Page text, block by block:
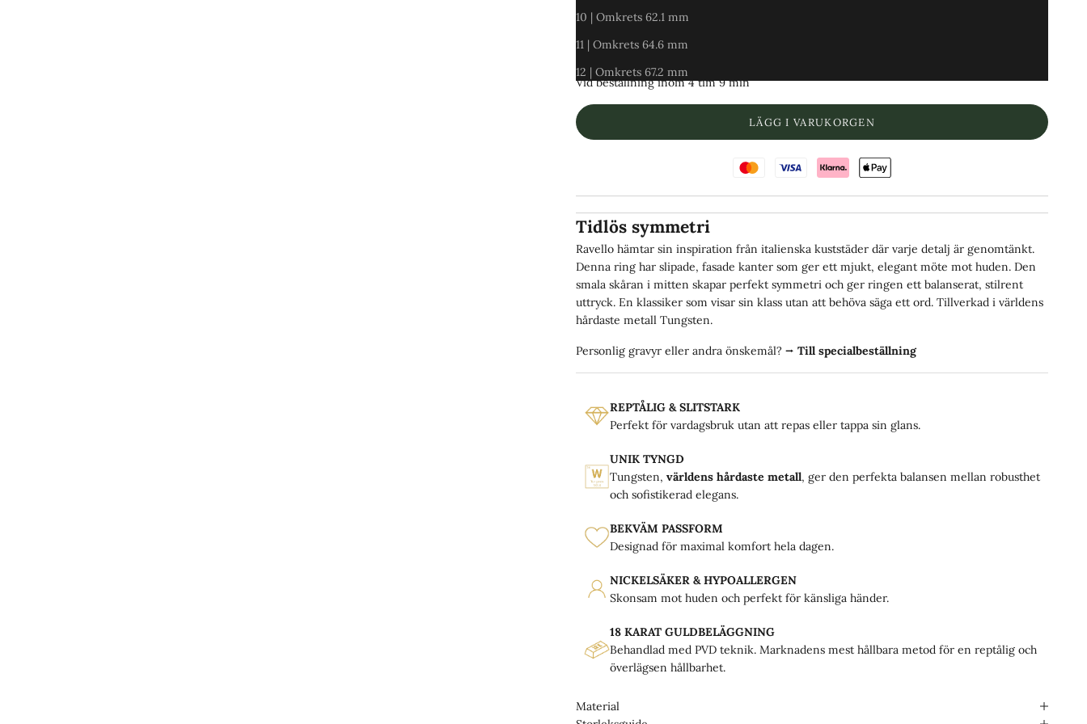
10 | Omkrets 62.1 mm
11 | Omkrets 64.6 mm
12 | Omkrets 67.2 mm
6
✓ Skickas idag fredag 7 augusti
Vid beställning inom4 tim 9 min
LÄGG I VARUKORGEN
Tidlös symmetri
Ravello hämtar sin inspiration från italienska kuststäder där varje detalj är genomtänkt.
Denna ring har slipade, fasade kanter som ger ett mjukt, elegant möte mot huden. Den
smala skåran i mitten skapar perfekt symmetri och ger ringen ett balanserat, stilrent
uttryck. En klassiker som visar sin klass utan att behöva säga ett ord. Tillverkad i världens
hårdaste metall Tungsten.
Personlig gravyr eller andra önskemål? ⭢ Till specialbeställning
REPTÅLIG & SLITSTARK
Perfekt för vardagsbruk utan att repas eller tappa sin glans.
UNIK TYNGD
Tungsten, världens hårdaste metall, ger den perfekta balansen mellan robusthet
och sofistikerad elegans.
BEKVÄM PASSFORM
Designad för maximal komfort hela dagen.
NICKELSÄKER & HYPOALLERGEN
Skonsam mot huden och perfekt för känsliga händer.
18 KARAT GULDBELÄGGNING
Behandlad med PVD teknik. Marknadens mest hållbara metod för en reptålig och
överlägsen hållbarhet.
Material